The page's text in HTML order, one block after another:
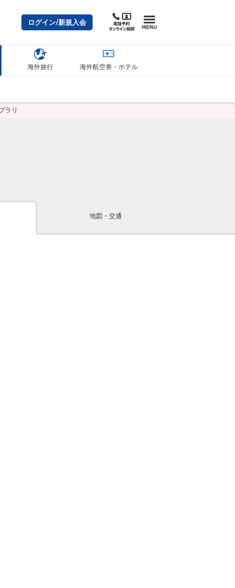
ログイン/新規入会
海外旅行 海外航空券・ホテル
ラリ
地図・交通